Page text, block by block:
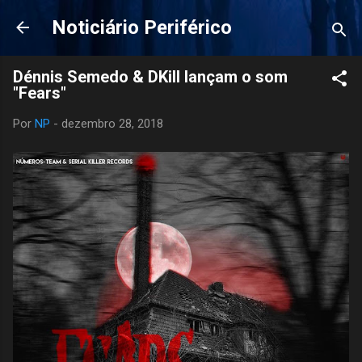
Pular para o conteúdo principal
Noticiário Periférico
Dénnis Semedo & DKill lançam o som
"Fears"
Por NP - dezembro 28, 2018